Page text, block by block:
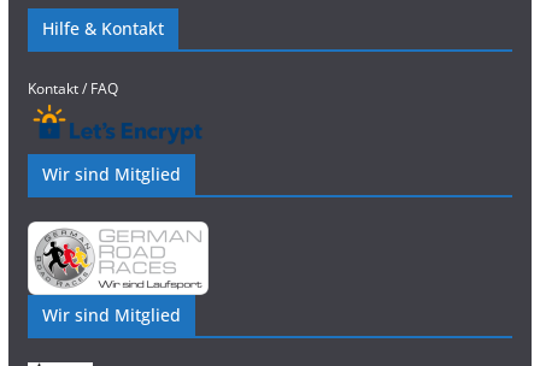
Hilfe & Kontakt
Kontakt / FAQ
Wir sind Mitglied
Wir sind Mitglied